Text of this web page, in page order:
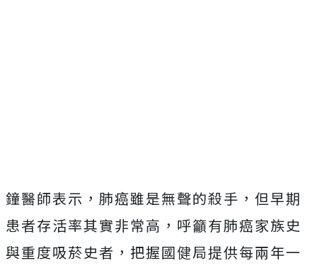
鐘醫師表示，肺癌雖是無聲的殺手，但早期
患者存活率其實非常高，呼籲有肺癌家族史
與重度吸菸史者，把握國健局提供每兩年一